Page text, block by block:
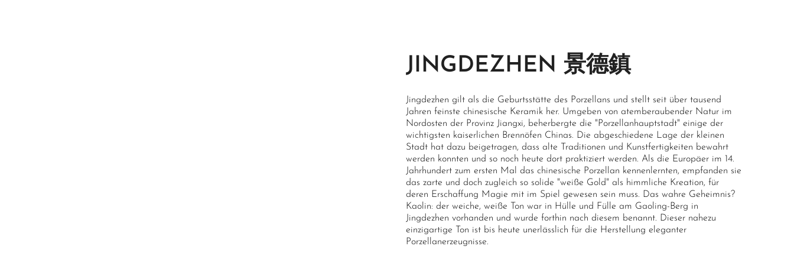
JINGDEZHEN 景德鎮
Jingdezhen gilt als die Geburtsstätte des Porzellans und stellt seit über tausend
Jahren feinste chinesische Keramik her. Umgeben von atemberaubender Natur im
Nordosten der Provinz Jiangxi, beherbergte die "Porzellanhauptstadt" einige der
wichtigsten kaiserlichen Brennöfen Chinas. Die abgeschiedene Lage der kleinen
Stadt hat dazu beigetragen, dass alte Traditionen und Kunstfertigkeiten bewahrt
werden konnten und so noch heute dort praktiziert werden. Als die Europäer im 14.
Jahrhundert zum ersten Mal das chinesische Porzellan kennenlernten, empfanden sie
das zarte und doch zugleich so solide "weiße Gold" als himmliche Kreation, für
deren Erschaffung Magie mit im Spiel gewesen sein muss. Das wahre Geheimnis?
Kaolin: der weiche, weiße Ton war in Hülle und Fülle am Gaoling-Berg in
Jingdezhen vorhanden und wurde forthin nach diesem benannt. Dieser nahezu
einzigartige Ton ist bis heute unerlässlich für die Herstellung eleganter
Porzellanerzeugnisse.